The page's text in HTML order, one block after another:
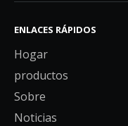
ENLACES RÁPIDOS
Hogar
productos
Sobre
Noticias